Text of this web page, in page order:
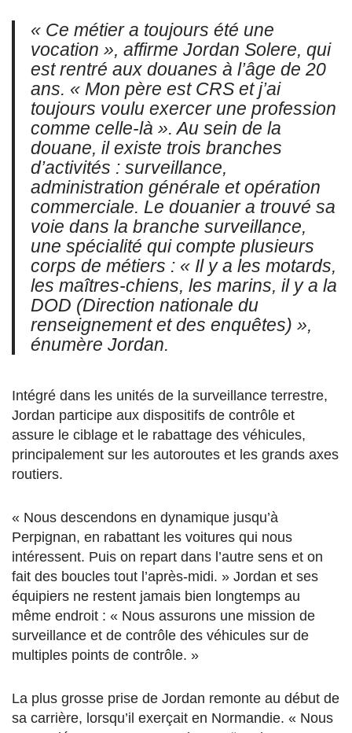
« Ce métier a toujours été une
vocation », affirme Jordan Solere, qui
est rentré aux douanes à l’âge de 20
ans. « Mon père est CRS et j’ai
toujours voulu exercer une profession
comme celle-là ». Au sein de la
douane, il existe trois branches
d’activités : surveillance,
administration générale et opération
commerciale. Le douanier a trouvé sa
voie dans la branche surveillance,
une spécialité qui compte plusieurs
corps de métiers : « Il y a les motards,
les maîtres-chiens, les marins, il y a la
DOD (Direction nationale du
renseignement et des enquêtes) »,
énumère Jordan.
Intégré dans les unités de la surveillance terrestre,
Jordan participe aux dispositifs de contrôle et
assure le ciblage et le rabattage des véhicules,
principalement sur les autoroutes et les grands axes
routiers.
« Nous descendons en dynamique jusqu’à
Perpignan, en rabattant les voitures qui nous
intéressent. Puis on repart dans l’autre sens et on
fait des boucles tout l’après-midi. » Jordan et ses
équipiers ne restent jamais bien longtemps au
même endroit : « Nous assurons une mission de
surveillance et de contrôle des véhicules sur de
multiples points de contrôle. »
La plus grosse prise de Jordan remonte au début de
sa carrière, lorsqu’il exerçait en Normandie. « Nous